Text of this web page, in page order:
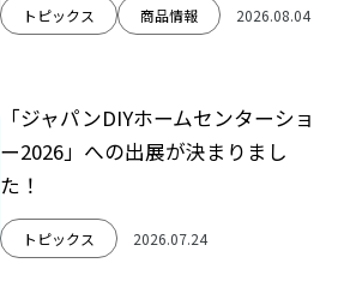
トピックス 商品情報 2026.08.04
「ジャパンDIYホームセンターショ
ー2026」への出展が決まりまし
た！
トピックス 2026.07.24